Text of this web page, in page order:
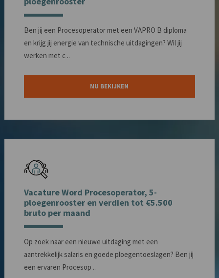
Ben jij een Procesoperator met een VAPRO B diploma
en krijg jij energie van technische uitdagingen? Wil jij
werken met c ..
NU BEKIJKEN
Vacature Word Procesoperator, 5-
ploegenrooster en verdien tot €5.500
bruto per maand
Op zoek naar een nieuwe uitdaging met een
aantrekkelijk salaris en goede ploegentoeslagen? Ben jij
een ervaren Procesop ..